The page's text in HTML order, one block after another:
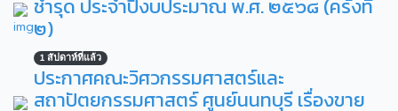
ชำรุด ประจำปีงบประมาณ พ.ศ. ๒๕๖๘ (ครั้งที่
๒)
1 สัปดาห์ที่แล้ว
ประกาศคณะวิศวกรรมศาสตร์และ
สถาปัตยกรรมศาสตร์ ศูนย์นนทบุรี เรื่องขาย